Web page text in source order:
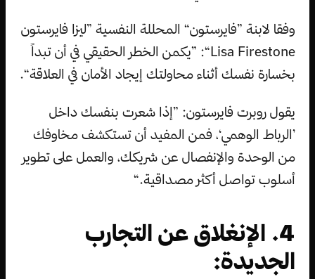
وفقا لابنة ”فايرستون“ المحللة النفسية ”ليزا فايرستون
Lisa Firestone“: ”يكمن الخطر الحقيقي في أن تبداً
بخسارة نفسك أثناء محاولتك إيجاد الأمان في العلاقة“.
يقول روبرت فايرستون: ”إذا شعرت بنفسك داخل
’الرباط الوهمي‘، فمن المفيد أن تستكشف مخاوفك
من الوحدة والإنفصال عن شريكك، والعمل على تطوير
أسلوب تواصل أكثر مصداقية.“
4. الإنغلاق عن التجارب
الجديدة: